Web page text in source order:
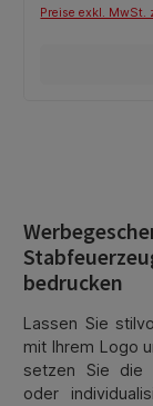
Preise exkl. MwSt.
bedrucken
Lassen Sie
mit Ihrem Logo
setzen Sie die
oder